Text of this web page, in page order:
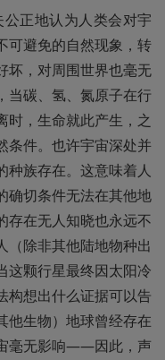
正地认为人类会对宇
可避免的自然现象，转
坏，对周围世界也毫无
当碳、氢、氮原子在行
时，生命就此产生，之
条件。也许宇宙深处并
种族存在。这意味着人
确切条件无法在其他地
存在无人知晓也永远不
（除非其他陆地物种出
这颗行星最终因太阳冷
构想出什么证据可以告
他生物）地球曾经存在
毫无影响——因此，声